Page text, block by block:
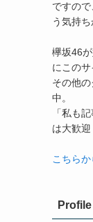
ですの
う気持
欅坂46
にこの
その他
中。
「私も
は大歓迎
こちら
Profile